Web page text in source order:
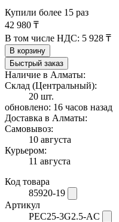
Купили более 15 раз
42 980 ₸
В том числе НДС: 5 928 ₸
В корзину
Быстрый заказ
Наличие в Алматы:
Склад (Центральный):
20 шт.
обновлено: 16 часов назад
Доставка в Алматы:
Самовывоз:
10 августа
Курьером:
11 августа
Код товара
85920-19
Артикул
PEC25-3G2.5-AC